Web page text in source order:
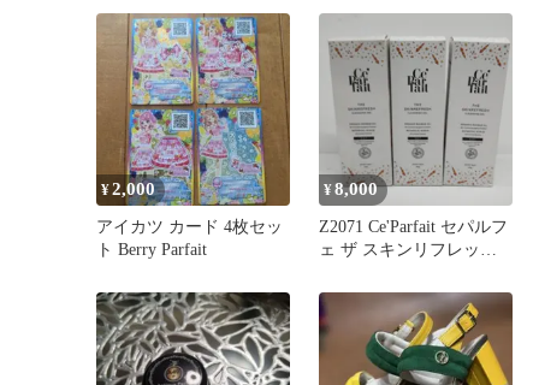
¥2,000
アイカツ カード 4枚セッ
ト Berry Parfait
¥8,000
Z2071 Ce'Parfait セパルフ
ェ ザ スキンリフレッシ
180g 計3点セット【赤字
覚悟】